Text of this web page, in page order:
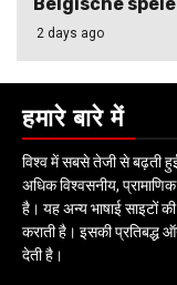
Belgische
2 days ago
हमारे बारे में
विश्व में सबसे तेजी से बढ़ती
अधिक विश्वसनीय,
है। यह अन्य भाषाई साइटों
कराती है। इसकी प्रतिबद्ध
देती है।